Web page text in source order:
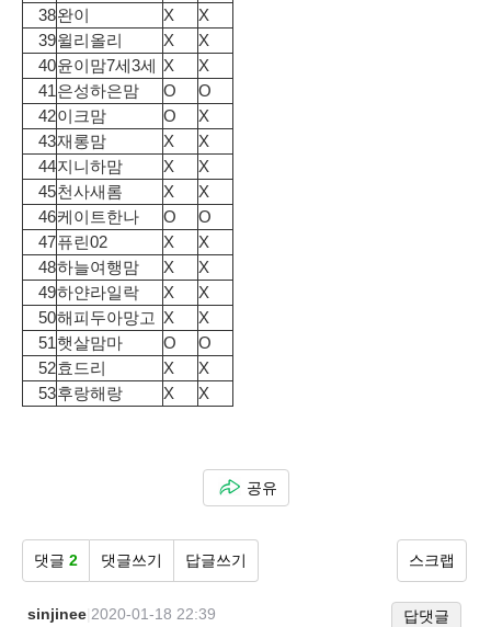
38완이 X
X
39윌리올리 X
X
40윤이맘7세3세 X
X
41은성하은맘 O
O
42이크맘 O
X
43재롱맘 X
X
44지니하맘 X
X
45천사새롬 X
X
46케이트한나 O
O
47퓨린02 X
X
48하늘여행맘 X
X
49하얀라일락 X
X
50해피두아망고 X
X
51햇살맘마 O
O
52효드리 X
X
53후랑해랑 X X
공유
댓글 2 댓글쓰기 답글쓰기 스크랩
sinjinee 2020-01-18 22:39 답댓글